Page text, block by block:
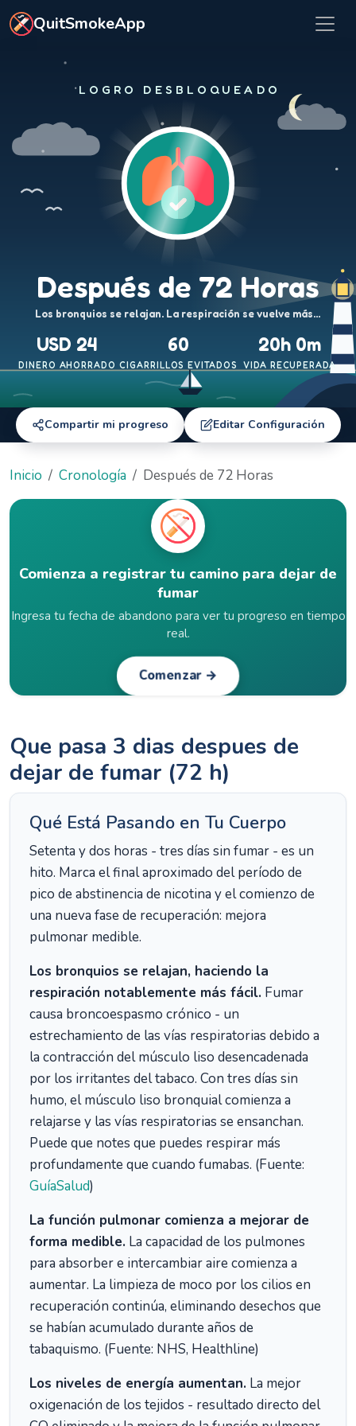
Ir al contenido principal
QuitSmokeApp
LOGRO DESBLOQUEADO
Después de 72 Horas
Los bronquios se relajan. La respiración se vuelve más…
USD 24 60 20h 0m
DINERO AHORRADO CIGARRILLOS EVITADOS VIDA RECUPERADA
Compartir mi progreso Editar Configuración
Inicio Cronología Después de 72 Horas
Comienza a registrar tu camino para dejar de
fumar
Ingresa tu fecha de abandono para ver tu progreso en tiempo
real.
Comenzar →
Que pasa 3 dias despues de
dejar de fumar (72 h)
Qué Está Pasando en Tu Cuerpo
Setenta y dos horas - tres días sin fumar - es un
hito. Marca el final aproximado del período de
pico de abstinencia de nicotina y el comienzo de
una nueva fase de recuperación: mejora
pulmonar medible.
Los bronquios se relajan, haciendo la
respiración notablemente más fácil. Fumar
causa broncoespasmo crónico - un
estrechamiento de las vías respiratorias debido a
la contracción del músculo liso desencadenada
por los irritantes del tabaco. Con tres días sin
humo, el músculo liso bronquial comienza a
relajarse y las vías respiratorias se ensanchan.
Puede que notes que puedes respirar más
profundamente que cuando fumabas. (Fuente:
GuíaSalud)
La función pulmonar comienza a mejorar de
forma medible. La capacidad de los pulmones
para absorber e intercambiar aire comienza a
aumentar. La limpieza de moco por los cilios en
recuperación continúa, eliminando desechos que
se habían acumulado durante años de
tabaquismo. (Fuente: NHS, Healthline)
Los niveles de energía aumentan. La mejor
oxigenación de los tejidos - resultado directo del